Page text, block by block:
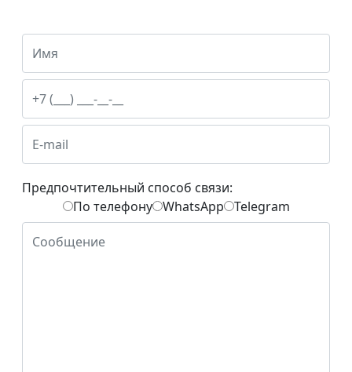
Предпочтительный способ связи:
По телефону WhatsApp Telegram